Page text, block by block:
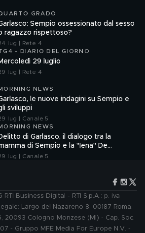
GRADO
Sempio ossessionato dal sesso
ragazzo rispettoso?
lug | Rete 4
- DIARIO DEL GIORNO
29 luglio
lug | Rete 4
NEWS
le nuove indagini su Sempio e
sviluppi
lug | Canale 5
NEWS
di Garlasco, il dialogo tra la
di Sempio e la "Iena" De
nel 2022
lug | Canale 5
Business Digital - RTI S.p.A.: p. iva
Largo del Nazareno 8, 00187 Roma.
20093 Cologno Monzese (MI) - Cap. Soc.
- Gruppo MFE Media For Europe N.V. -